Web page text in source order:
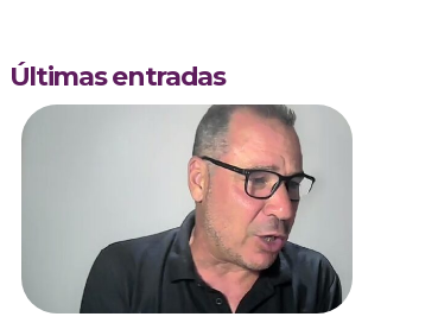
Últimas entradas